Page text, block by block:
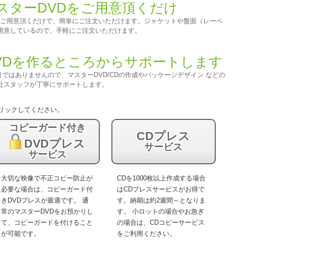
ターDVDをご用意頂くだけ
用意頂くだけで、簡単にご注文いただけます。ジャケットや盤面（レーベ
しているので、手軽にご注文いただけます。
を作るところからサポートします
はありませんので、マスターDVD/CDの作成やパッケージデザイン などの
タッフが丁寧にサポートします。
クしてください。
コピーガード付き
DVDプレス
サービス
大切な映像で不正コピー防止が
必要な場合は、コピーガード付
きDVDプレスが最適です。 通
常のマスターDVDをお預かりし
て、コピーガードを付けること
が可能です。
CDプレス
サービス
CDを1000枚以上作成する場合
はCDプレスサービスがお得で
す。納期は約2週間～となりま
す。 小ロットの場合やお急ぎ
の場合は、CDコピーサービス
をご利用ください。